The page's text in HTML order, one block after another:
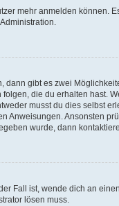
mehr anmelden können.
dann gibt es zwei
die du erhalten hast.
musst du dies selbst
Anweisungen. Ansonsten
wurde, dann
Fall ist, wende dich an
lösen muss.